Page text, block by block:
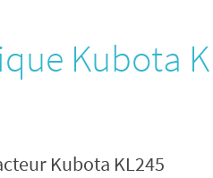
Kubota
Kubota KL245